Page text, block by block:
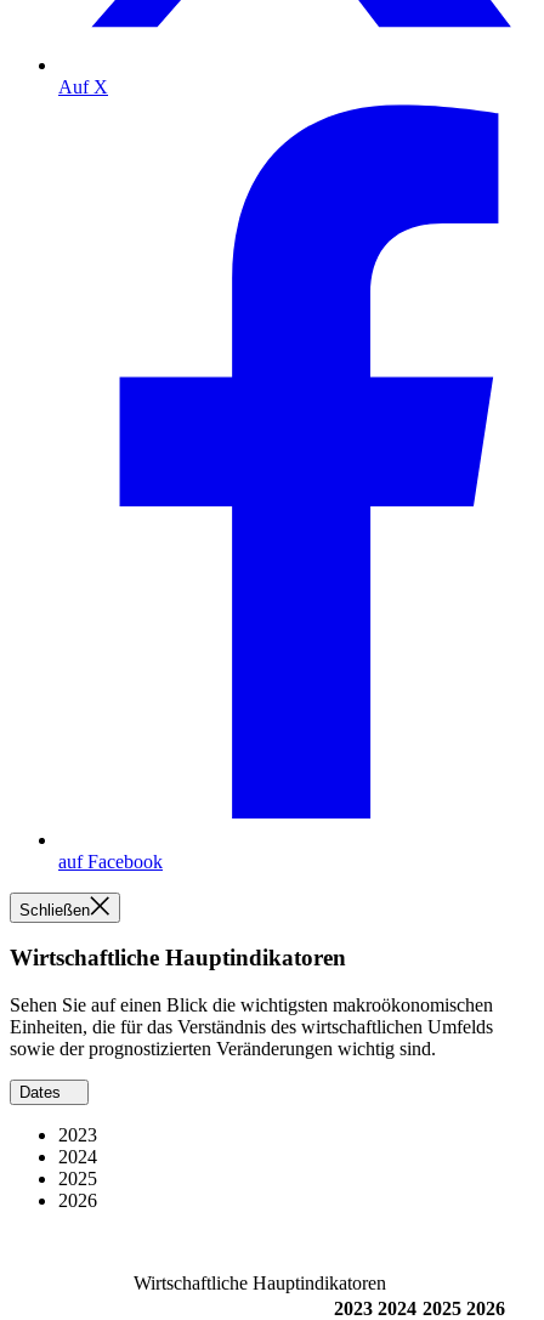
Auf X
auf Facebook
Schließen
Wirtschaftliche Hauptindikatoren
Sehen Sie auf einen Blick die wichtigsten makroökonomischen
Einheiten, die für das Verständnis des wirtschaftlichen Umfelds
sowie der prognostizierten Veränderungen wichtig sind.
Dates
2023
2024
2025
2026
Wirtschaftliche Hauptindikatoren
2023 2024 2025 2026